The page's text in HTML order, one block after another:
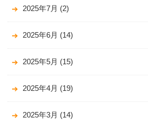
2025年7月 (2)
2025年6月 (14)
2025年5月 (15)
2025年4月 (19)
2025年3月 (14)